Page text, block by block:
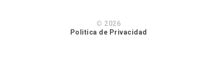
© 2026
Politica de Privacidad